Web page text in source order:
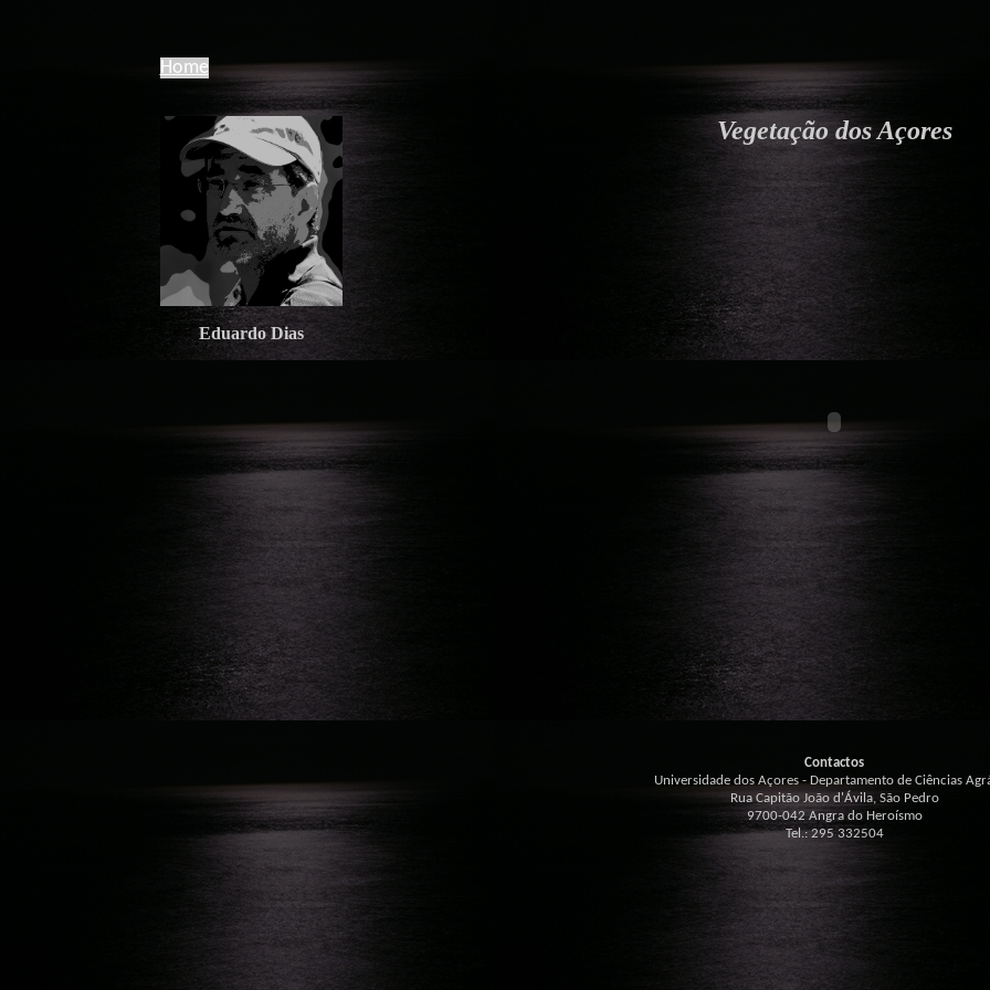
Home
Eduardo Dias
Vegetação dos Açores
Contactos
Universidade dos Açores - Departamento de Ciências
Rua Capitão João d'Ávila, São Pedro
9700-042 Angra do Heroísmo
Tel.: 295 332504